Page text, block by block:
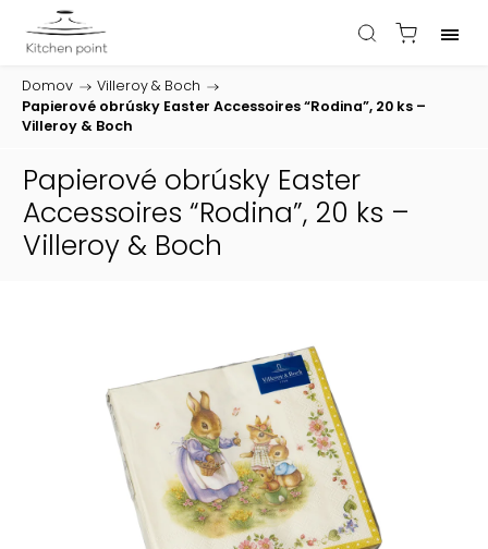
Domov / Villeroy & Boch /
Papierové obrúsky Easter Accessoires “Rodina”, 20 ks –
Villeroy & Boch
Papierové obrúsky Easter
Accessoires “Rodina”, 20 ks –
Villeroy & Boch